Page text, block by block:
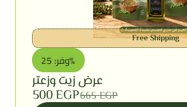
Free Shipping
وفر: 25%
عرض زيت وزعتر
665EGP
500EGP